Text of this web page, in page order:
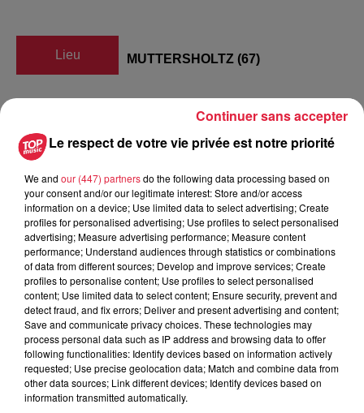
Lieu MUTTERSHOLTZ (67)
Anaëlle BONNET
0603787414
anaelle.bonnet@maisonnaturemutt.org
http://www.maisonnaturemutt.org/
Tarif Gratuit
En panne d’idées originales pour recycler vos restes du frigo
Notre cuisinier a la solution à votre problème et vous
proposera des recettes originales pour marier parfaitement
vos restes et donner une seconde vie à vos aliments.
Le respect de votre vie privée est notre priorité
We and our (447) partnersdo the following data processing based on
your consent and/or our legitimate interest: Store and/or access
information on a device; Use limited data to select advertising; Create
profiles for personalised advertising; Use profiles to select personalised
advertising; Measure advertising performance; Measure content
performance; Understand audiences through statistics or combinations
of data from different sources; Develop and improve services; Create
profiles to personalise content; Use profiles to select personalised
content; Use limited data to select content; Ensure security, prevent and
detect fraud, and fix errors; Deliver and present advertising and content;
Save and communicate privacy choices. These technologies may
process personal data such as IP address and browsing data to offer
following functionalities: Identify devices based on information actively
requested; Use precise geolocation data; Match and combine data from
other data sources; Link different devices; Identify devices based on
information transmitted automatically.
Continuer sans accepter